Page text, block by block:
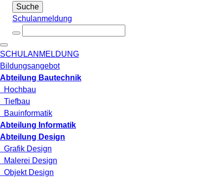
Suche
Schulanmeldung
SCHULANMELDUNG
Bildungsangebot
Abteilung Bautechnik
Hochbau
Tiefbau
Bauinformatik
Abteilung Informatik
Abteilung Design
Grafik Design
Malerei Design
Objekt Design